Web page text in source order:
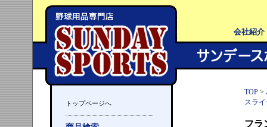
会社紹介
トップページへ
TOP >
スラ
フラ